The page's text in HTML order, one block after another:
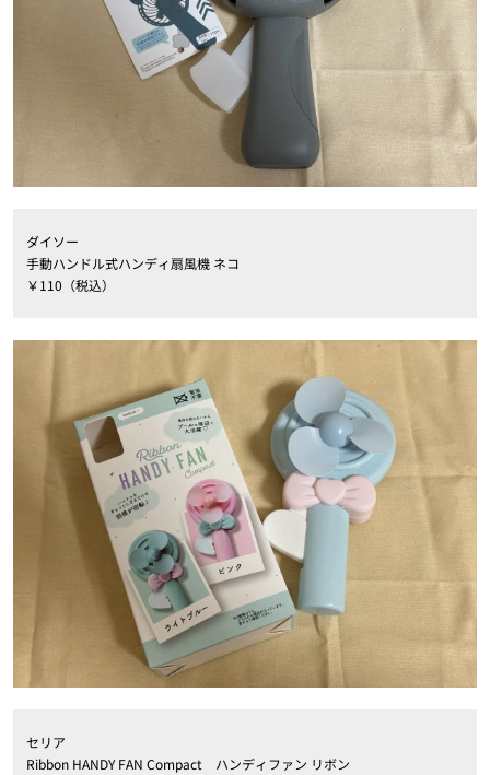
ダイソー
手動ハンドル式ハンディ扇風機 ネコ
￥110（税込）
セリア
Ribbon HANDY FAN Compact ハンディファン リボン